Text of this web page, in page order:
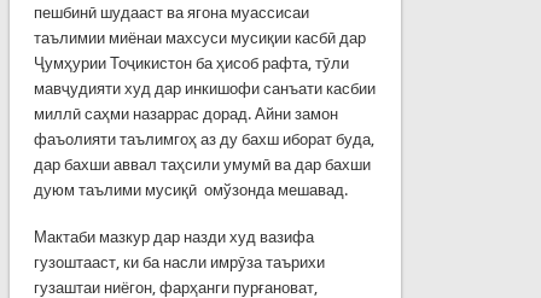
пешбинӣ шудааст ва ягона муассисаи
таълимии миёнаи махсуси мусиқии касбӣ дар
Ҷумҳурии Тоҷикистон ба ҳисоб рафта, тӯли
мавҷудияти худ дар инкишофи санъати касбии
миллӣ саҳми назаррас дорад. Айни замон
фаъолияти таълимгоҳ аз ду бахш иборат буда,
дар бахши аввал таҳсили умумӣ ва дар бахши
дуюм таълими мусиқӣ омўзонда мешавад.
Мактаби мазкур дар назди худ вазифа
гузоштааст, ки ба насли имрӯза таърихи
гузаштаи ниёгон, фарҳанги пурғановат,